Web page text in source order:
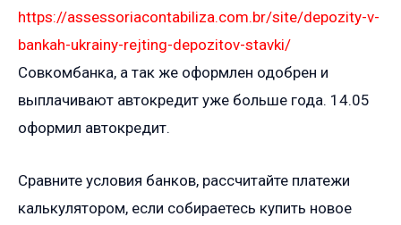
https://assessoriacontabiliza.com.br/site/depozity-v-
bankah-ukrainy-rejting-depozitov-stavki/
Совкомбанка, а так же оформлен одобрен и
выплачивают автокредит уже больше года. 14.05
оформил автокредит.
Сравните условия банков, рассчитайте платежи
калькулятором, если собираетесь купить новое